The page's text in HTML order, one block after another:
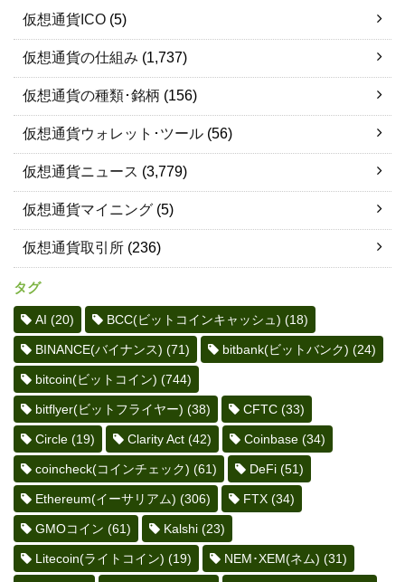
仮想通貨ICO (5)
仮想通貨の仕組み (1,737)
仮想通貨の種類･銘柄 (156)
仮想通貨ウォレット･ツール (56)
仮想通貨ニュース (3,779)
仮想通貨マイニング (5)
仮想通貨取引所 (236)
タグ
AI (20) BCC(ビットコインキャッシュ) (18)
BINANCE(バイナンス) (71) bitbank(ビットバンク) (24)
bitcoin(ビットコイン) (744)
bitflyer(ビットフライヤー) (38) CFTC (33)
Circle (19) Clarity Act (42) Coinbase (34)
coincheck(コインチェック) (61) DeFi (51)
Ethereum(イーサリアム) (306) FTX (34)
GMOコイン (61) Kalshi (23)
Litecoin(ライトコイン) (19) NEM･XEM(ネム) (31)